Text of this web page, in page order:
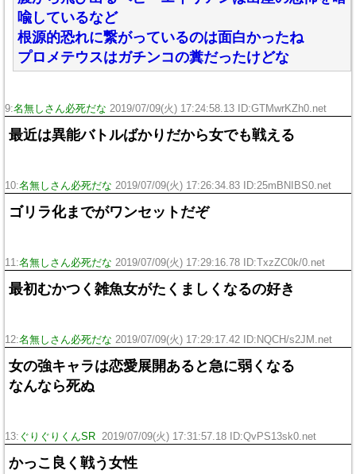
喩しているなど
根源的恐れに繋がっているのは面白かったね
プロメテウスはガチンコの糞だったけどな
9:名無しさん必死だな 2019/07/09(火) 17:24:58.13 ID:GTMwrKZh0.net
最近は異能バトルばかりだから女でも戦える
10:名無しさん必死だな 2019/07/09(火) 17:26:34.83 ID:25mBNIBS0.net
ゴリラ化までがワンセットだぞ
11:名無しさん必死だな 2019/07/09(火) 17:29:16.78 ID:TxzZC0k/0.net
最初むかつく雑魚女がたくましくなるの好き
12:名無しさん必死だな 2019/07/09(火) 17:29:17.42 ID:NQCH/s2JM.net
女の強キャラは恋愛展開あると急に弱くなる
なんなら死ぬ
13: ぐりぐりくんSR 2019/07/09(火) 17:31:57.18 ID:QvPS13sk0.net
かっこ良く戦う女性